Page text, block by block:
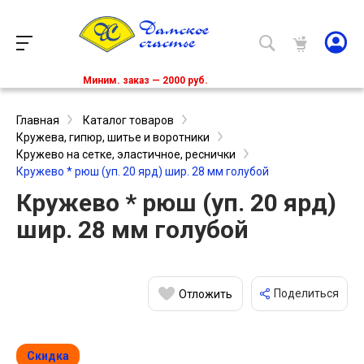
Миним. заказ — 2000 руб.
Главная
Каталог товаров
Кружева, гипюр, шитье и воротники
Кружево на сетке, эластичное, реснички
Кружево * рюш (уп. 20 ярд) шир. 28 мм голубой
Кружево * рюш (уп. 20 ярд)
шир. 28 мм голубой
Отложить Поделиться
Скидка